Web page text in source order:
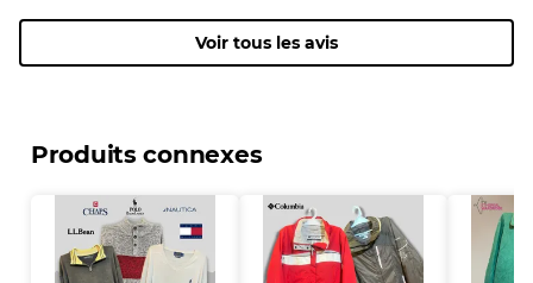
Voir tous les avis
Produits connexes